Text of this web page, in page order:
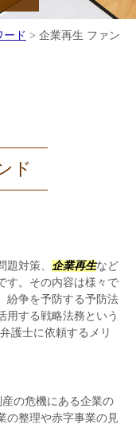
ード > 企業再生 ファン
ド
対策、 企業再生など
す。その内容は様々で
紛争を予防する予防法
用する戦略法務という
護士に依頼するメリ
の危機にある企業の
の整理や赤字事業の見